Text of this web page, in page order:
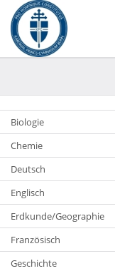
Biologie
Chemie
Deutsch
Englisch
Erdkunde/Geographie
Französisch
Geschichte